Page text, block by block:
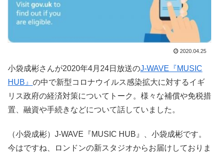
2020.04.25
小袋成彬さんが2020年4月24日放送のJ-WAVE『MUSIC
HUB』 の中で新型コロナウイルス感染拡大に対するイギ
リス政府の経済対策についてトーク。様々な補償や免税措
置、融資や手続きなどについて話していました。
（小袋成彬）J-WAVE『MUSIC HUB』、小袋成彬です。
今はですね、ロンドンの新スタジオからお届けしておりま